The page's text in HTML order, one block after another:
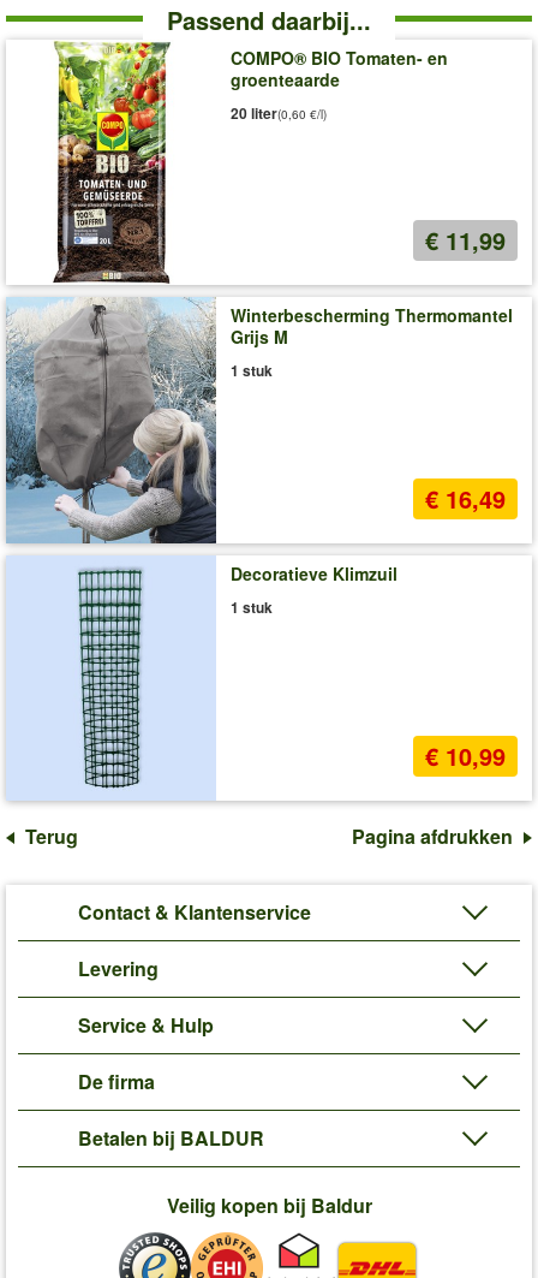
Passend daarbij...
COMPO® BIO Tomaten- en
groenteaarde
20 liter
€ 11,99
(0,60 €/l)
Winterbescherming Thermomantel
Grijs M
1 stuk
€ 16,49
Decoratieve Klimzuil
1 stuk
€ 10,99
Terug Pagina afdrukken
Contact & Klantenservice
Levering
Service & Hulp
De firma
Betalen bij BALDUR
Veilig kopen bij Baldur